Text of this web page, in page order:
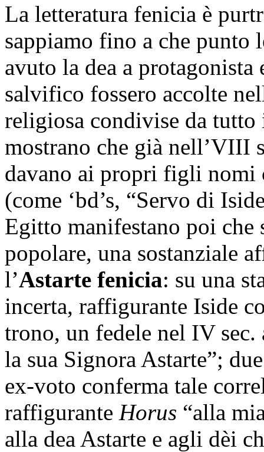
La letteratura fenicia è
sappiamo fino a che punto
avuto la dea a
salvifico fossero accolte
religiosa condivise da
mostrano che già nell’VIII
davano ai propri figli nomi
(come ‘bd’s, “Servo di
Egitto manifestano poi
popolare, una sostanziale
l’Astarte fenicia: su una
incerta, raffigurante Iside
trono, un fedele nel IV sec.
la sua Signora Astarte”;
ex-voto conferma tale
raffigurante Horus “alla
alla dea Astarte e agli dèi